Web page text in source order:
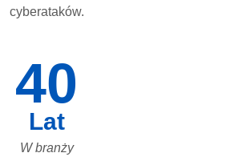
cyberataków.
40
Lat
W branży